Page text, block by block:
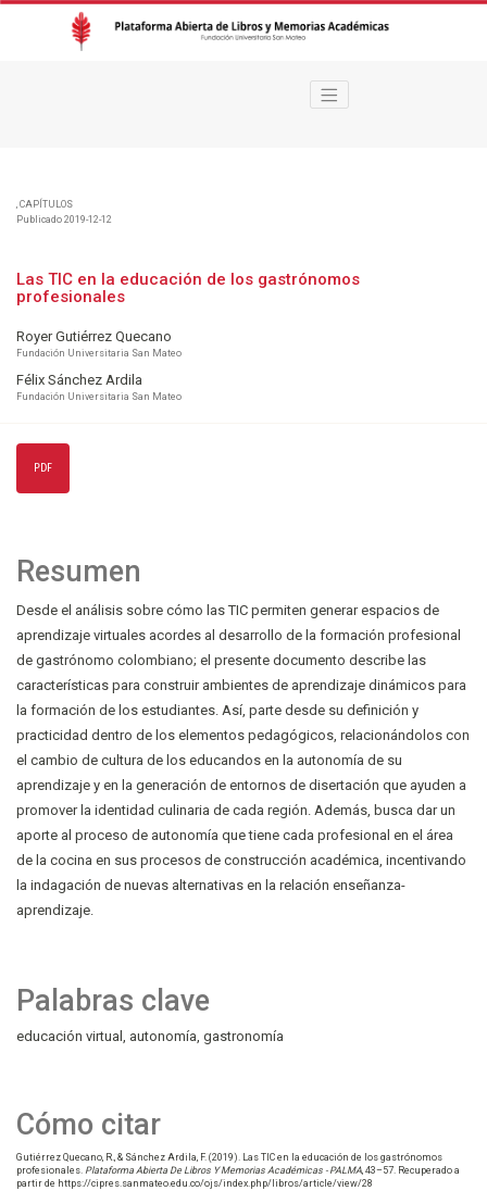
, CAPÍTULOS
Las TIC en la educación de los gastrónomos
profesionales
Publicado 2019-12-12
Royer Gutiérrez Quecano
Fundación Universitaria San Mateo
Félix Sánchez Ardila
Fundación Universitaria San Mateo
PDF
Palabras clave
educación virtual autonomía gastronomía
Cómo citar
Gutiérrez Quecano, R., & Sánchez Ardila, F. (2019). Las TIC en la educación de los gastrónomos
profesionales. Plataforma Abierta De Libros Y Memorias Académicas - PALMA, 43–57. Recuperado a
partir de https://cipres.sanmateo.edu.co/ojs/index.php/libros/article/view/28
Resumen
Desde el análisis sobre cómo las TIC permiten generar espacios de
aprendizaje virtuales acordes al desarrollo de la formación profesional
de gastrónomo colombiano; el presente documento describe las
características para construir ambientes de aprendizaje dinámicos para
la formación de los estudiantes. Así, parte desde su definición y
practicidad dentro de los elementos pedagógicos, relacionándolos con
el cambio de cultura de los educandos en la autonomía de su
aprendizaje y en la generación de entornos de disertación que ayuden a
promover la identidad culinaria de cada región. Además, busca dar un
aporte al proceso de autonomía que tiene cada profesional en el área
de la cocina en sus procesos de construcción académica, incentivando
la indagación de nuevas alternativas en la relación enseñanza-
aprendizaje.